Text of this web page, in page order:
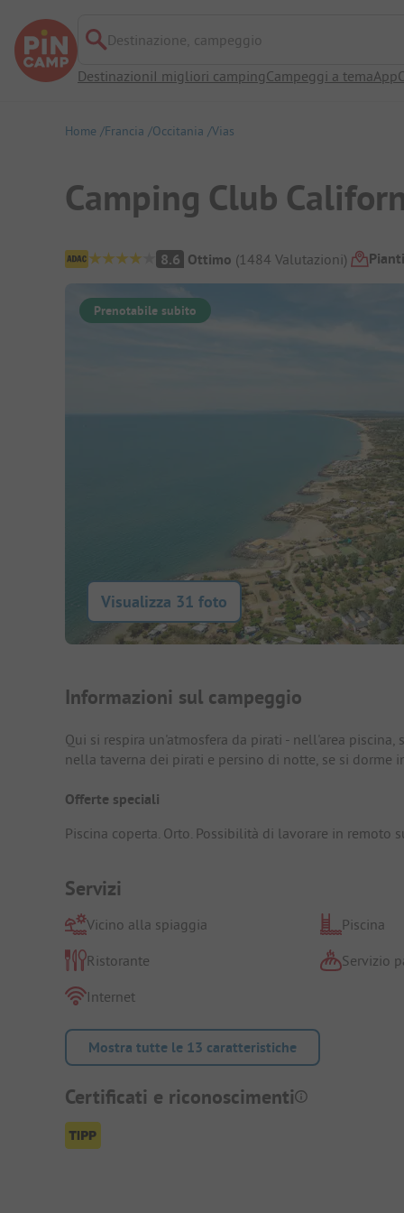
Destinazione, campeggio
DestinazioniI migliori campingCampeggi a temaApp
Home Francia Occitania Vias
Camping Club
Panoramica del campeggio
8.6 Ottimo (1484 Valutazioni)
Prenotabile subito
Visualizza 31 foto
Presentazione del
Informazioni sul campeggio
Qui si respira un'atmosfera da pirati - nell'area
nella taverna dei pirati e persino di notte, se si dorme
Offerte speciali
Piscina coperta. Orto. Possibilità di lavorare in remoto
Servizi
Vicino alla spiaggia
Piscina
Ristorante
Servizio
Internet
Mostra tutte le 13 caratteristiche
Certificati e riconoscimenti